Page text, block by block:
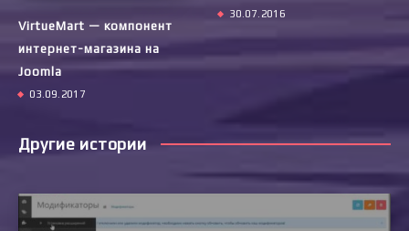
VirtueMart — компонент
интернет-магазина на
Joomla
03.09.2017
30.07.2016
Другие истории